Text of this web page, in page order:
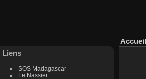
Liens
SOS Madagascar
Le Nassier
Accueil